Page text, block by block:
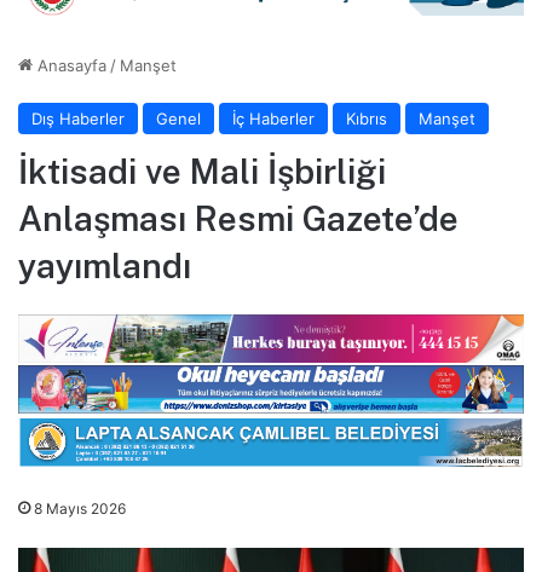
Anasayfa / Manşet
Dış Haberler Genel İç Haberler Kıbrıs Manşet
İktisadi ve Mali İşbirliği
Anlaşması Resmi Gazete’de
yayımlandı
8 Mayıs 2026